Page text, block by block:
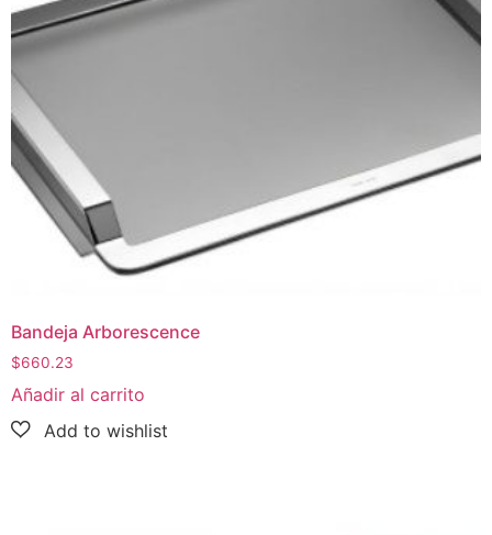
Bandeja Arborescence
$660.23
Añadir al carrito